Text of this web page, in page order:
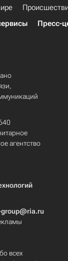
Пресс-
агентство
всех